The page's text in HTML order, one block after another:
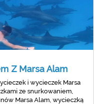
Z Marsa Alam
i wycieczek Marsa
ze snurkowaniem,
Marsa Alam, wycieczką